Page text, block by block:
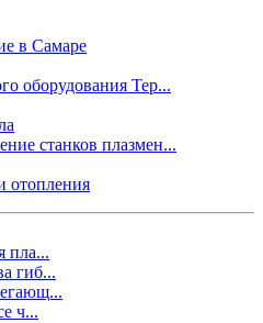
в Самаре
оборудования Тер...
станков плазмен...
отопления
пла...
гиб...
ч...